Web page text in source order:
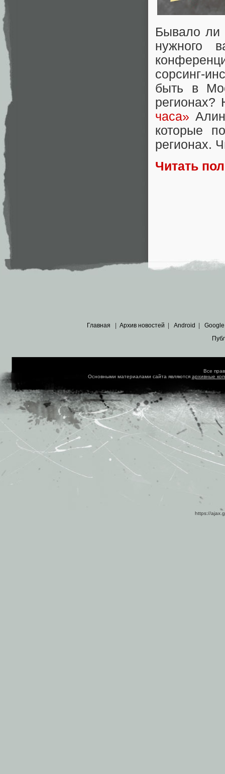
Бывало ли
нужного
сорсинг-
быть в
регионах?
часа»
которые
регионах.
Читать
Главная Архив новостей Android Google
Все
Основными материалами сайта являются архивные
https://